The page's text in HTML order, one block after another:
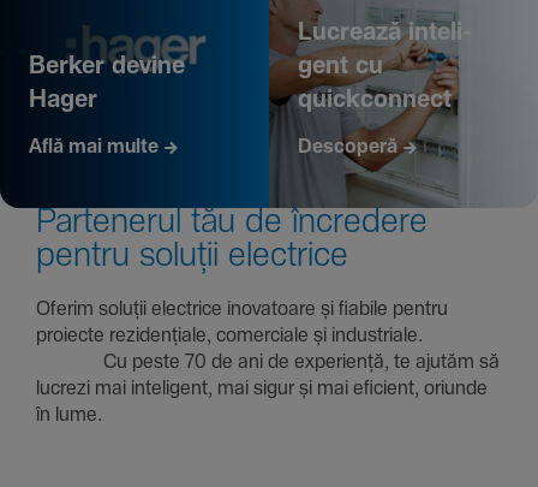
Berker devine
Hager
Află mai multe
Lucrează inte­li­
gent cu
quickconnect
Descoperă
Parte­nerul tău de încre­dere
pentru soluții electrice
Oferim soluții electrice inova­toare și fiabile pentru
proiecte rezi­den­țiale, comer­ciale și indus­triale.
Cu peste 70 de ani de expe­riență, te ajutăm să
lucrezi mai inte­li­gent, mai sigur și mai eficient, oriunde
în lume.